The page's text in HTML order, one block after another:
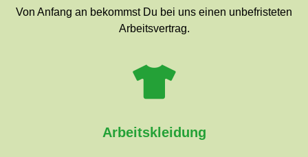
Von Anfang an bekommst Du bei uns einen unbefristeten
Arbeitsvertrag.
Arbeitskleidung